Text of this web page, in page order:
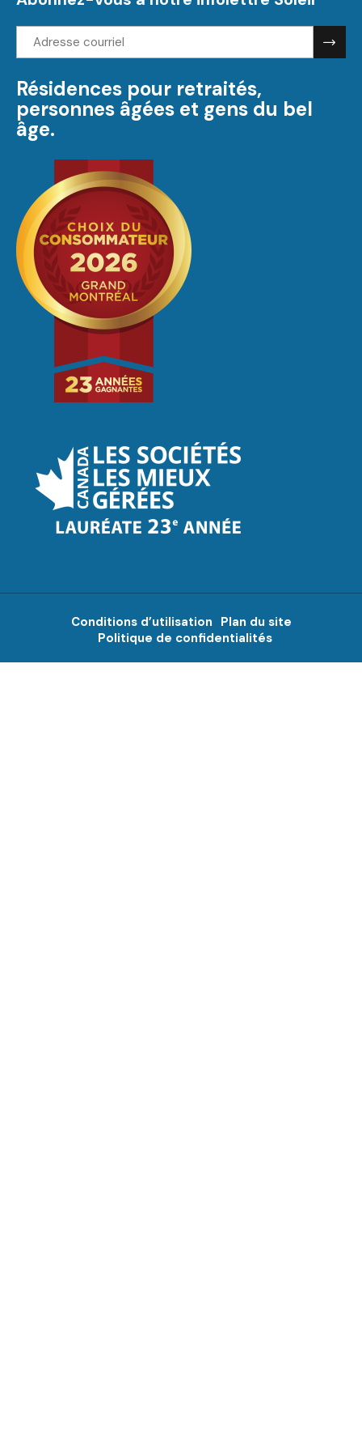
Adresse
courriel:
Résidences pour retraités,
personnes âgées et gens du bel
âge.
Conditions d’utilisation Plan du site
Politique de confidentialités